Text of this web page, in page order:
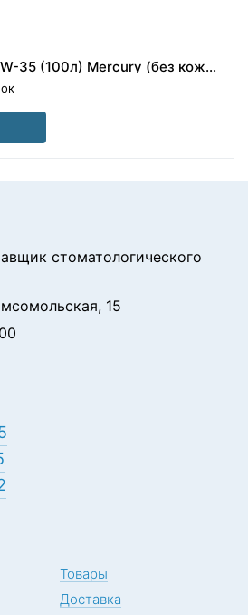
Компрессор HK-2EW-35 (100л) Mercury (без кожуха), Foshan Hongke Medical Instrument Factory (Китай)
стоматологического
15
Товары
Доставка